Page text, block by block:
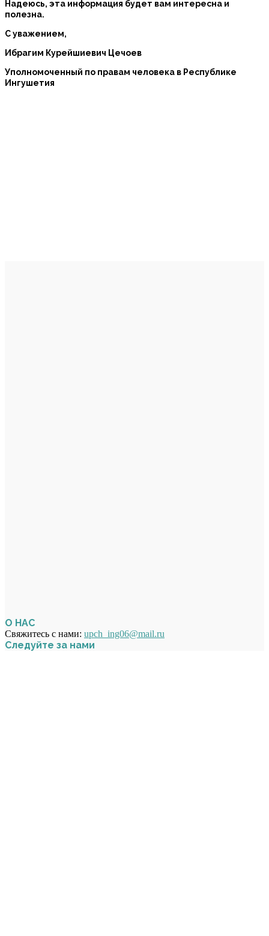
Надеюсь, эта информация будет вам интересна и
полезна.
С уважением,
Ибрагим Курейшиевич Цечоев
Уполномоченный по правам человека в Республике
Ингушетия
О НАС
Свяжитесь с нами: upch_ing06@mail.ru
Следуйте за нами